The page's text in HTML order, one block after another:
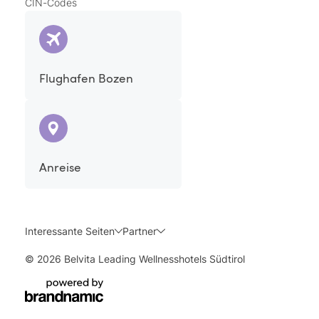
die Bernsteinmassage von erfahrenen Masseurinen
und Masseuren durchgeführt, um Ihnen ein rundum
erholsames Spa-Erlebnis zu schenken.
CIN-Codes
Flughafen Bozen
Anreise
Interessante Seiten Partner
© 2026 Belvita Leading Wellnesshotels Südtirol